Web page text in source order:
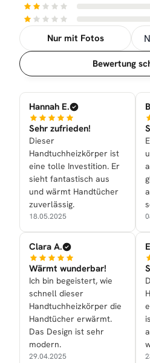
Nur mit Fotos
Sortierung
Bewertung
Hannah E.
Sehr zufrieden!
Dieser
Handtuchheizkörper ist
eine tolle Investition. Er
sieht fantastisch aus
und wärmt Handtücher
zuverlässig.
18.05.2025
Clara A.
Wärmt wunderbar!
Ich bin begeistert, wie
schnell dieser
Handtuchheizkörper die
Handtücher erwärmt.
Das Design ist sehr
modern.
29.04.2025